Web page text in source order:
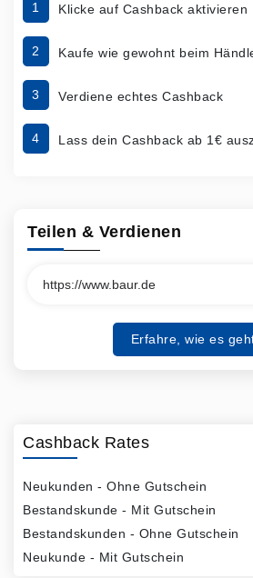
1 Klicke auf Cashback aktivieren
2 Kaufe wie gewohnt beim
3 Verdiene echtes Cashback
4 Lass dein Cashback ab 1€
Teilen & Verdienen
Erfahre, wie es
Cashback Rates
Neukunden - Ohne Gutschein
Bestandskunde - Mit Gutschein
Bestandskunden - Ohne Gutschein
Neukunde - Mit Gutschein